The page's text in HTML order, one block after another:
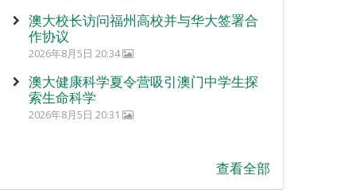
澳大校长访问福州高校并与华大签署合
作协议
2026年8月5日 20:34
澳大健康科学夏令营吸引澳门中学生探
索生命科学
2026年8月5日 20:31
查看全部